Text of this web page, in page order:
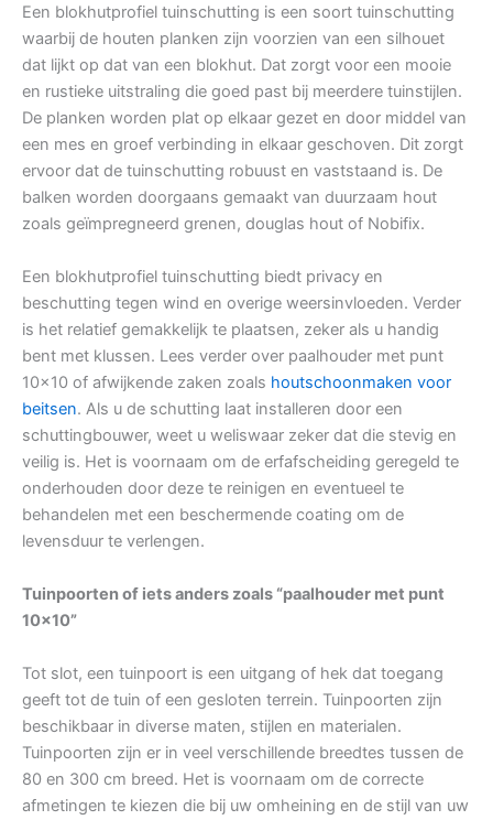
Een blokhutprofiel tuinschutting is een soort tuinschutting
waarbij de houten planken zijn voorzien van een silhouet
dat lijkt op dat van een blokhut. Dat zorgt voor een mooie
en rustieke uitstraling die goed past bij meerdere tuinstijlen.
De planken worden plat op elkaar gezet en door middel van
een mes en groef verbinding in elkaar geschoven. Dit zorgt
ervoor dat de tuinschutting robuust en vaststaand is. De
balken worden doorgaans gemaakt van duurzaam hout
zoals geïmpregneerd grenen, douglas hout of Nobifix.
Een blokhutprofiel tuinschutting biedt privacy en
beschutting tegen wind en overige weersinvloeden. Verder
is het relatief gemakkelijk te plaatsen, zeker als u handig
bent met klussen. Lees verder over paalhouder met punt
10×10 of afwijkende zaken zoals houtschoonmaken voor
beitsen. Als u de schutting laat installeren door een
schuttingbouwer, weet u weliswaar zeker dat die stevig en
veilig is. Het is voornaam om de erfafscheiding geregeld te
onderhouden door deze te reinigen en eventueel te
behandelen met een beschermende coating om de
levensduur te verlengen.
Tuinpoorten of iets anders zoals “paalhouder met punt
10×10”
Tot slot, een tuinpoort is een uitgang of hek dat toegang
geeft tot de tuin of een gesloten terrein. Tuinpoorten zijn
beschikbaar in diverse maten, stijlen en materialen.
Tuinpoorten zijn er in veel verschillende breedtes tussen de
80 en 300 cm breed. Het is voornaam om de correcte
afmetingen te kiezen die bij uw omheining en de stijl van uw